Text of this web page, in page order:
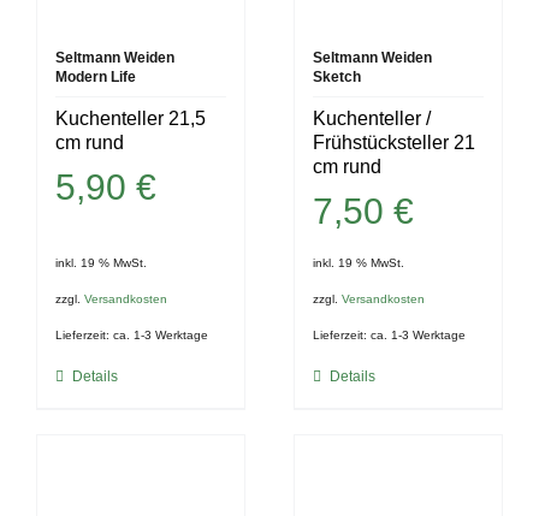
Seltmann Weiden
Modern Life
Kuchenteller 21,5
cm rund
5,90 €
inkl. 19 % MwSt.
zzgl. Versandkosten
Lieferzeit: ca. 1-3 Werktage
Details
Seltmann Weiden
Sketch
Kuchenteller /
Frühstücksteller 21
cm rund
7,50€
inkl. 19 % MwSt.
zzgl.Versandkosten
Lieferzeit:ca. 1-3 Werktage
Details